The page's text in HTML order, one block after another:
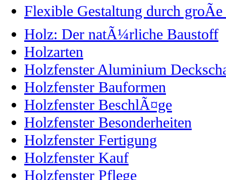
Flexible Gestaltung durch
Holz: Der natÃ¼rliche Baustoff
Holzarten
Holzfenster Aluminium
Holzfenster Bauformen
Holzfenster BeschlÃ¤ge
Holzfenster Besonderheiten
Holzfenster Fertigung
Holzfenster Kauf
Holzfenster Pflege